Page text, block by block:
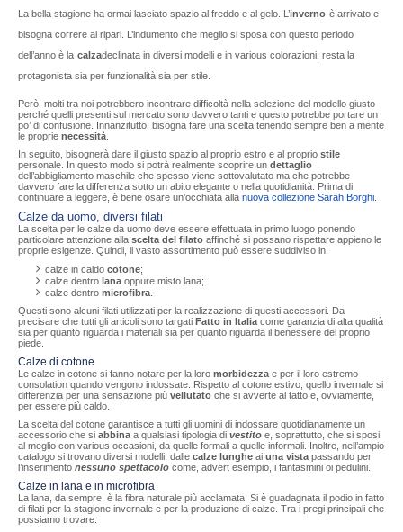
La bella stagione ha ormai lasciato spazio al freddo e al gelo. L’inverno è arrivato e
bisogna correre ai ripari. L’indumento che meglio si sposa con questo periodo
dell’anno è la calzadeclinata in diversi modelli e in various colorazioni, resta la
protagonista sia per funzionalità sia per stile.
Però, molti tra noi potrebbero incontrare difficoltà nella selezione del modello giusto
perché quelli presenti sul mercato sono davvero tanti e questo potrebbe portare un
po’ di confusione. Innanzitutto, bisogna fare una scelta tenendo sempre ben a mente
le proprie necessità
In seguito, bisognerà dare il giusto spazio al proprio estro e al proprio stile
personale. In questo modo si potrà realmente scoprire un dettaglio
dell’abbigliamento maschile che spesso viene sottovalutato ma che potrebbe
davvero fare la differenza sotto un abito elegante o nella quotidianità. Prima di
continuare a leggere, è bene osare un’occhiata alla nuova collezione Sarah Borghi
Calze da uomo, diversi filati
La scelta per le calze da uomo deve essere effettuata in primo luogo ponendo
particolare attenzione alla scelta del filato affinché si possano rispettare appieno le
proprie esigenze. Quindi, il vasto assortimento può essere suddiviso in:
calze in caldo cotone;
calze dentro lana oppure misto lana;
calze dentro microfibra
Questi sono alcuni filati utilizzati per la realizzazione di questi accessori. Da
precisare che tutti gli articoli sono targati Fatto in Italia come garanzia di alta qualità
sia per quanto riguarda i materiali sia per quanto riguarda il benessere del proprio
piede.
Calze di cotone
Le calze in cotone si fanno notare per la loro morbidezza e per il loro estremo
consolation quando vengono indossate. Rispetto al cotone estivo, quello invernale si
differenzia per una sensazione più vellutato che si avverte al tatto e, ovviamente,
per essere più caldo.
La scelta del cotone garantisce a tutti gli uomini di indossare quotidianamente un
accessorio che si abbina a qualsiasi tipologia di vestito e, soprattutto, che si sposi
al meglio con various occasioni, da quelle formali a quelle informali. Inoltre, nell’ampio
catalogo si trovano diversi modelli, dalle calze lunghe ai una vista passando per
l’inserimento nessuno spettacolo come, advert esempio, i fantasmini oi pedulini.
Calze in lana e in microfibra
La lana, da sempre, è la fibra naturale più acclamata. Si è guadagnata il podio in fatto
di filati per la stagione invernale e per la produzione di calze. Tra i pregi principali che
possiamo trovare: